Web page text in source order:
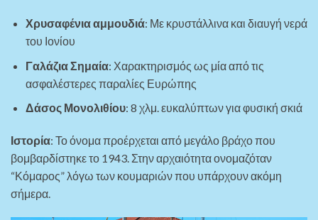
Χρυσαφένια αμμουδιά: Με κρυστάλλινα και διαυγή νερά
του Ιονίου
Γαλάζια Σημαία: Χαρακτηρισμός ως μία από τις
ασφαλέστερες παραλίες Ευρώπης
Δάσος Μονολιθίου: 8 χλμ. ευκαλύπτων για φυσική σκιά
Ιστορία: Το όνομα προέρχεται από μεγάλο βράχο που
βομβαρδίστηκε το 1943. Στην αρχαιότητα ονομαζόταν
“Κόμαρος” λόγω των κουμαριών που υπάρχουν ακόμη
σήμερα.